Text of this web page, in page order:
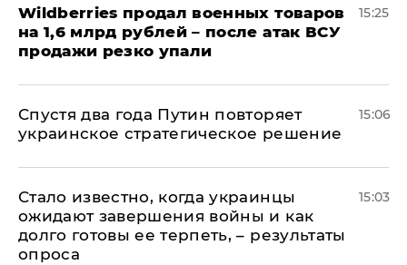
​Wildberries продал военных товаров
на 1,6 млрд рублей – после атак ВСУ
продажи резко упали
15:25
Спустя два года Путин повторяет
украинское стратегическое решение
15:06
Стало известно, когда украинцы
ожидают завершения войны и как
долго готовы ее терпеть, – результаты
опроса
15:03